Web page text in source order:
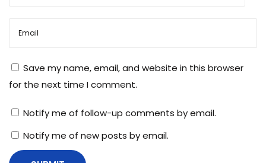
फ
ल
को
र
ना
Save my name, email, and website in this browser
for the next time I comment.
Notify me of follow-up comments by email.
Notify me of new posts by email.